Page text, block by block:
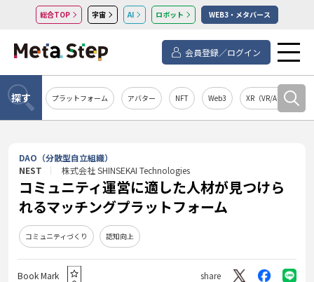
総合TOP 宇宙 AI ロボット WEB3・メタバース
会員登録／ログイン
探す プラットフォーム アバター NFT Web3 XR（VR/AR/MR）
DAO（分散型自立組織）
NEST
株式会社 SHINSEKAI Technologies
コミュニティ運営に適した人材が見つけら
れるマッチングプラットフォーム
コミュニティづくり 認知向上
Book Mark share